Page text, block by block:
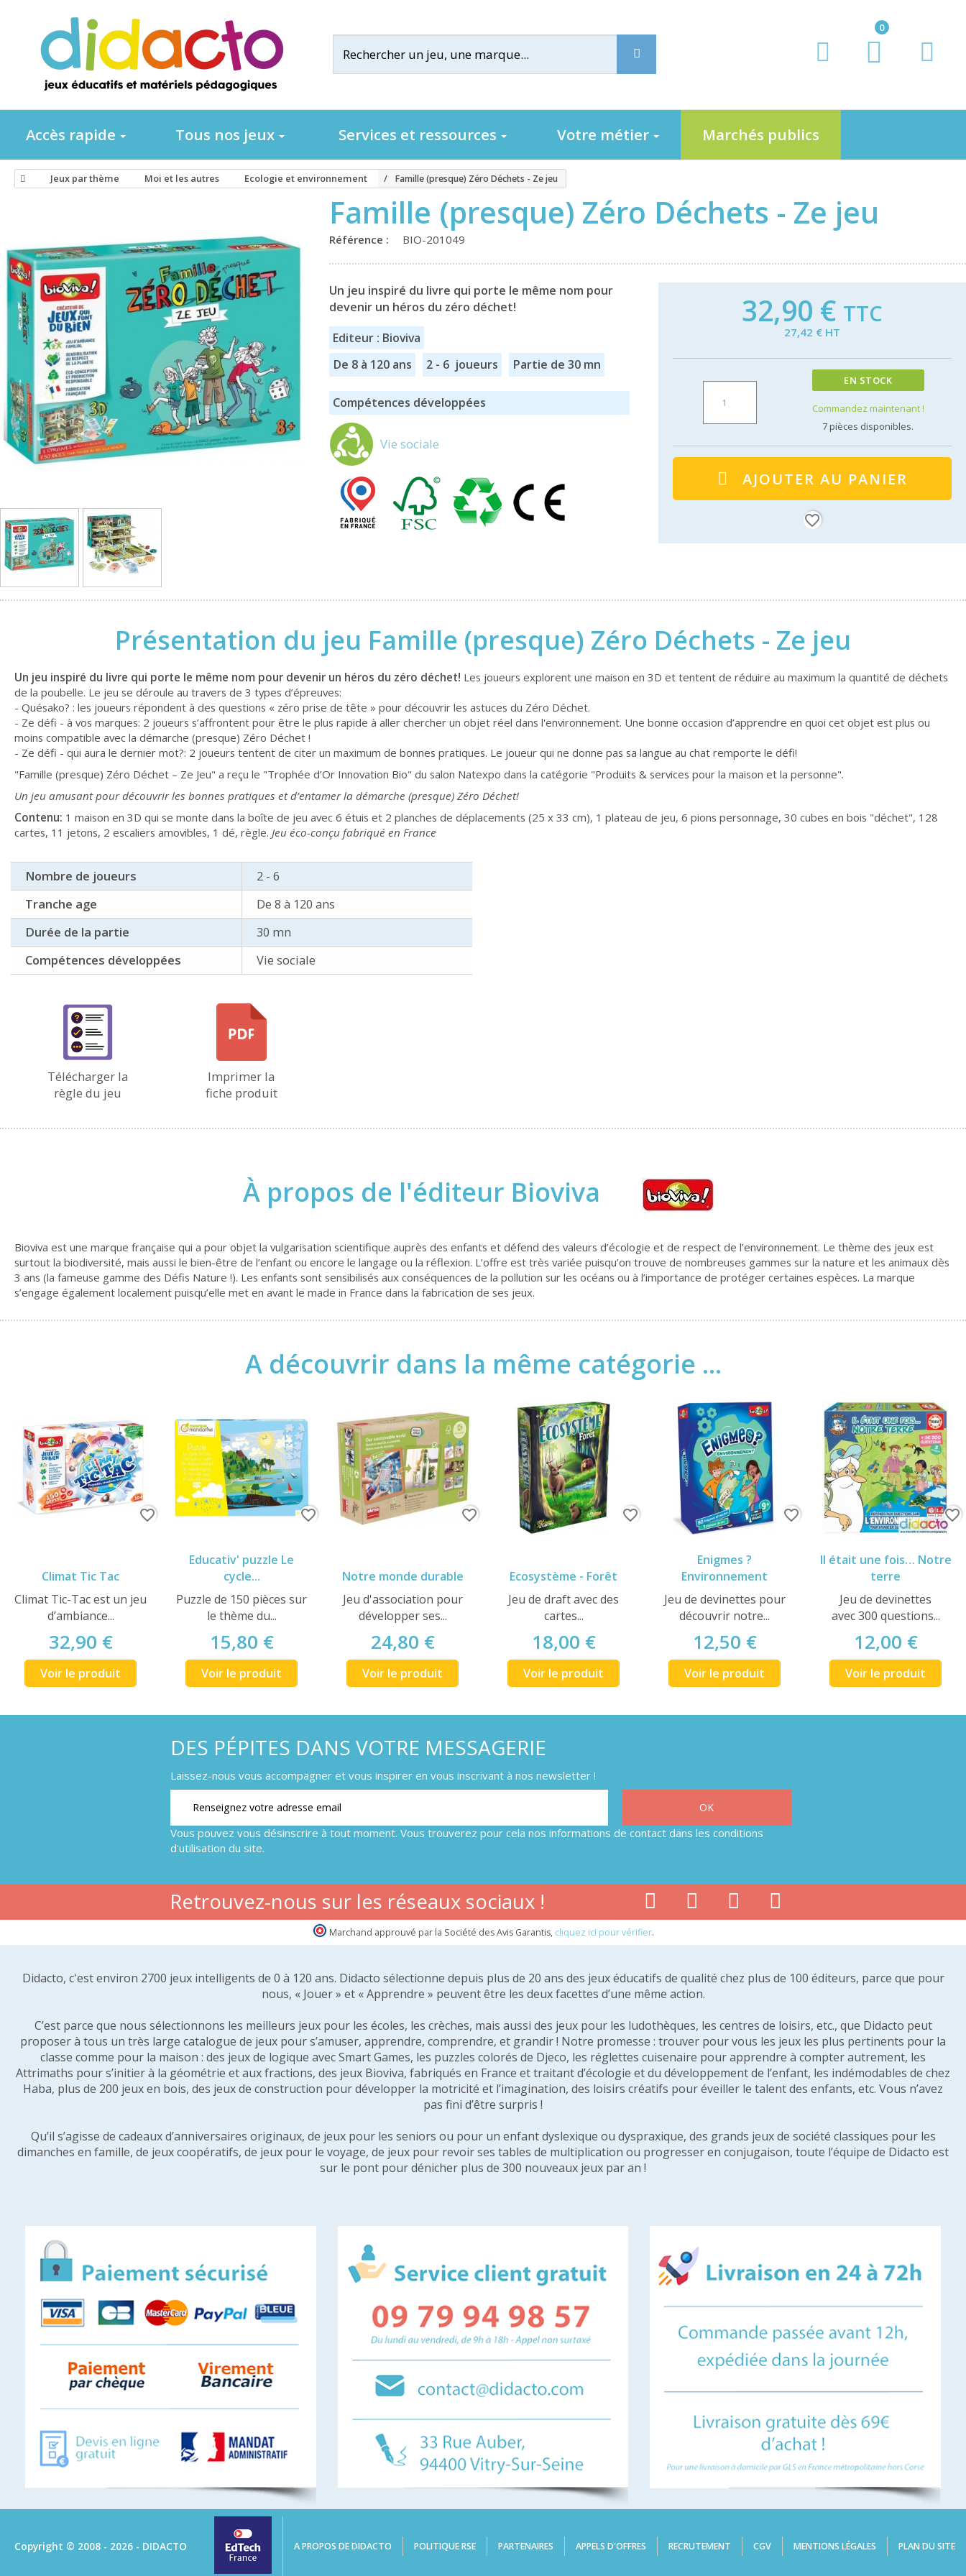
0
Accès rapide Tous nos jeux Services et ressources Votre métier Marchés publics
Jeux par thème Moi et les autres Ecologie et environnement Famille (presque) Zéro Déchets - Ze jeu
Famille (presque) Zéro Déchets - Ze jeu
Référence : BIO-201049
Un jeu inspiré du livre qui porte le même nom pour
devenir un héros du zéro déchet!
Editeur : Bioviva
De 8 à 120 ans
2 - 6 joueurs Partie de 30 mn
Compétences développées
Vie sociale
32,90 € TTC
27,42 € HT
EN STOCK
Commandez maintenant !
7pièces disponibles.
AJOUTER AU PANIER
favorite_border
Présentation du jeu Famille (presque) Zéro Déchets - Ze jeu
Un jeu inspiré du livre qui porte le même nom pour devenir un héros du zéro déchet! Les joueurs explorent une maison en 3D et tentent de réduire au maximum la quantité de déchets
de la poubelle. Le jeu se déroule au travers de 3 types d’épreuves:
- Quésako? : les joueurs répondent à des questions « zéro prise de tête » pour découvrir les astuces du Zéro Déchet.
- Ze défi - à vos marques: 2 joueurs s’affrontent pour être le plus rapide à aller chercher un objet réel dans l'environnement. Une bonne occasion d’apprendre en quoi cet objet est plus ou
moins compatible avec la démarche (presque) Zéro Déchet !
- Ze défi - qui aura le dernier mot?: 2 joueurs tentent de citer un maximum de bonnes pratiques. Le joueur qui ne donne pas sa langue au chat remporte le défi!
"Famille (presque) Zéro Déchet – Ze Jeu" a reçu le "Trophée d’Or Innovation Bio" du salon Natexpo dans la catégorie "Produits & services pour la maison et la personne".
Un jeu amusant pour découvrir les bonnes pratiques et d’entamer la démarche (presque) Zéro Déchet!
Contenu: 1 maison en 3D qui se monte dans la boîte de jeu avec 6 étuis et 2 planches de déplacements (25 x 33 cm), 1 plateau de jeu, 6 pions personnage, 30 cubes en bois "déchet", 128
cartes, 11 jetons, 2 escaliers amovibles, 1 dé, règle. Jeu éco-conçu fabriqué en France
Nombre de joueurs
2 - 6
Tranche age
De 8 à 120 ans
Durée de la partie
30 mn
Compétences développées
Vie sociale
Télécharger la
règle du jeu
Imprimer la
fiche produit
À propos de l'éditeur Bioviva
Bioviva est une marque française qui a pour objet la vulgarisation scientifique auprès des enfants et défend des valeurs d’écologie et de respect de l’environnement. Le thème des jeux est
surtout la biodiversité, mais aussi le bien-être de l’enfant ou encore le langage ou la réflexion. L’offre est très variée puisqu’on trouve de nombreuses gammes sur la nature et les animaux dès
3 ans (la fameuse gamme des Défis Nature !). Les enfants sont sensibilisés aux conséquences de la pollution sur les océans ou à l’importance de protéger certaines espèces. La marque
s’engage également localement puisqu’elle met en avant le made in France dans la fabrication de ses jeux.
A découvrir dans la même catégorie ...
Climat Tic Tac
Climat Tic-Tac est un jeu
d’ambiance...
32,90 €
Voir le produit
favorite_border
Educativ' puzzle Le
cycle...
Puzzle de 150 pièces sur
le thème du...
15,80 €
Voir le produit
favorite_border
Notre monde durable
Jeu d'association pour
développer ses...
24,80 €
Voir le produit
favorite_border
Ecosystème - Forêt
Jeu de draft avec des
cartes...
18,00 €
Voir le produit
favorite_border
Enigmes ?
Environnement
Jeu de devinettes pour
découvrir notre...
12,50 €
Voir le produit
favorite_border
Il était une fois… Notre
terre
Jeu de devinettes
avec 300 questions...
12,00 €
Voir le produit
favorite_border
DES PÉPITES DANS VOTRE MESSAGERIE
Laissez-nous vous accompagner et vous inspirer en vous inscrivant à nos newsletter !
Vous pouvez vous désinscrire à tout moment. Vous trouverez pour cela nos informations de contact dans les conditions
d'utilisation du site.
Retrouvez-nous sur les réseaux sociaux !
Marchand approuvé par la Société des Avis Garantis, cliquez ici pour vérifier.
Didacto, c'est environ 2700 jeux intelligents de 0 à 120 ans. Didacto sélectionne depuis plus de 20 ans des jeux éducatifs de qualité chez plus de 100 éditeurs, parce que pour
nous, « Jouer » et « Apprendre » peuvent être les deux facettes d’une même action.
C’est parce que nous sélectionnons les meilleurs jeux pour les écoles, les crèches, mais aussi des jeux pour les ludothèques, les centres de loisirs, etc., que Didacto peut
proposer à tous un très large catalogue de jeux pour s’amuser, apprendre, comprendre, et grandir ! Notre promesse : trouver pour vous les jeux les plus pertinents pour la
classe comme pour la maison : des jeux de logique avec Smart Games, les puzzles colorés de Djeco, les réglettes cuisenaire pour apprendre à compter autrement, les
Attrimaths pour s’initier à la géométrie et aux fractions, des jeux Bioviva, fabriqués en France et traitant d’écologie et du développement de l’enfant, les indémodables de chez
Haba, plus de 200 jeux en bois, des jeux de construction pour développer la motricité et l’imagination, des loisirs créatifs pour éveiller le talent des enfants, etc. Vous n’avez
pas fini d’être surpris !
Qu’il s’agisse de cadeaux d’anniversaires originaux, de jeux pour les seniors ou pour un enfant dyslexique ou dyspraxique, des grands jeux de société classiques pour les
dimanches en famille, de jeux coopératifs, de jeux pour le voyage, de jeux pour revoir ses tables de multiplication ou progresser en conjugaison, toute l’équipe de Didacto est
sur le pont pour dénicher plus de 300 nouveaux jeux par an !
Copyright © 2008 - 2026 - DIDACTO A PROPOS DE DIDACTO POLITIQUE RSE PARTENAIRES APPELS D'OFFRES RECRUTEMENT CGV MENTIONS LÉGALES PLAN DU SITE